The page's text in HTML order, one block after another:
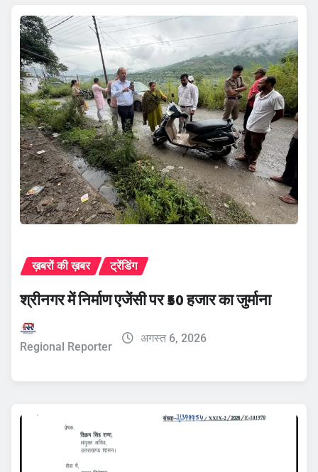
ख़बरों की ख़बर ट्रेंडिंग
श्रीनगर में निर्माण एजेंसी पर ₹50 हजार का जुर्माना
Regional Reporter
अगस्त 6, 2026